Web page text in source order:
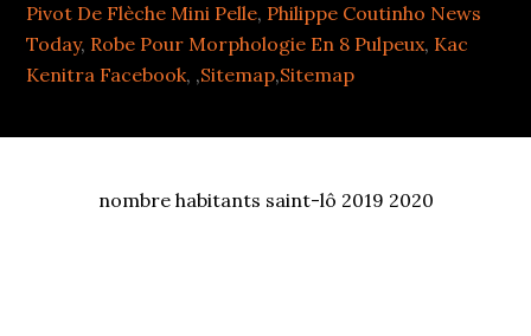
Pivot De Flèche Mini Pelle, Philippe Coutinho News
Today, Robe Pour Morphologie En 8 Pulpeux, Kac
Kenitra Facebook, ,Sitemap,Sitemap
nombre habitants saint-lô 2019 2020